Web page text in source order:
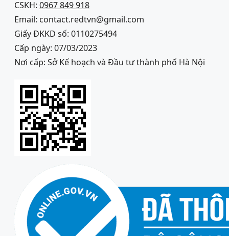
CSKH: 0967 849 918
Email: contact.redtvn@gmail.com
Giấy ĐKKD số: 0110275494
Cấp ngày: 07/03/2023
Nơi cấp: Sở Kế hoạch và Đầu tư thành phố Hà Nội